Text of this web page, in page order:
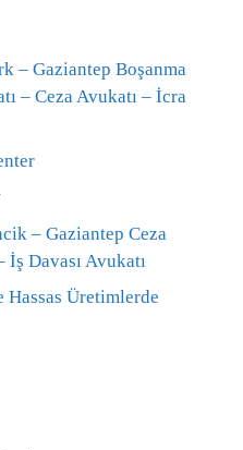
– Gaziantep Boşanma
– Ceza Avukatı – İcra
– Gaziantep Ceza
İş Davası Avukatı
Hassas Üretimlerde